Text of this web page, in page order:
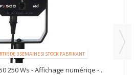
DE 3 SEMAINE SI STOCK FABRIKANT
250 Ws - Affichage numériqe -...